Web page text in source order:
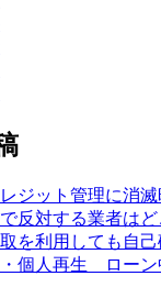
ジット管理に消
反対する業者はど
を利用しても自己
個人再生 ローン